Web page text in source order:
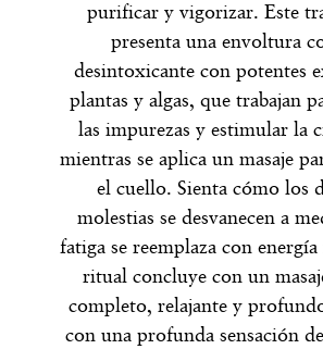
purificar y vigorizar. Este
presenta una envoltura
desintoxicante con potentes
plantas y algas, que trabajan
las impurezas y estimular la
mientras se aplica un masaje
el cuello. Sienta cómo los
molestias se desvanecen a
fatiga se reemplaza con
ritual concluye con un
completo, relajante y
con una profunda sensación